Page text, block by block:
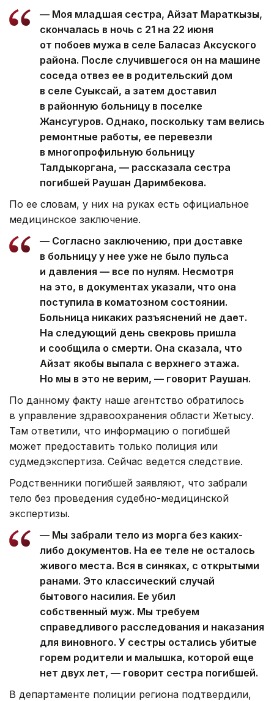
— Моя младшая сестра, Айзат Мараткызы,
скончалась в ночь с 21 на 22 июня
от побоев мужа в селе Баласаз Аксуского
района. После случившегося он на машине
соседа отвез ее в родительский дом
в селе Суыксай, а затем доставил
в районную больницу в поселке
Жансугуров. Однако, поскольку там велись
ремонтные работы, ее перевезли
в многопрофильную больницу
Талдыкоргана, — рассказала сестра
погибшей Раушан Даримбекова.
По ее словам, у них на руках есть официальное
медицинское заключение.
— Согласно заключению, при доставке
в больницу у нее уже не было пульса
и давления — все по нулям. Несмотря
на это, в документах указали, что она
поступила в коматозном состоянии.
Больница никаких разъяснений не дает.
На следующий день свекровь пришла
и сообщила о смерти. Она сказала, что
Айзат якобы выпала с верхнего этажа.
Но мы в это не верим, — говорит Раушан.
По данному факту наше агентство обратилось
в управление здравоохранения области Жетысу.
Там ответили, что информацию о погибшей
может предоставить только полиция или
судмедэкспертиза. Сейчас ведется следствие.
Родственники погибшей заявляют, что забрали
тело без проведения судебно-медицинской
экспертизы.
— Мы забрали тело из морга без каких-
либо документов. На ее теле не осталось
живого места. Вся в синяках, с открытыми
ранами. Это классический случай
бытового насилия. Ее убил
собственный муж. Мы требуем
справедливого расследования и наказания
для виновного. У сестры остались убитые
горем родители и малышка, которой еще
нет двух лет, — говорит сестра погибшей.
В департаменте полиции региона подтвердили,